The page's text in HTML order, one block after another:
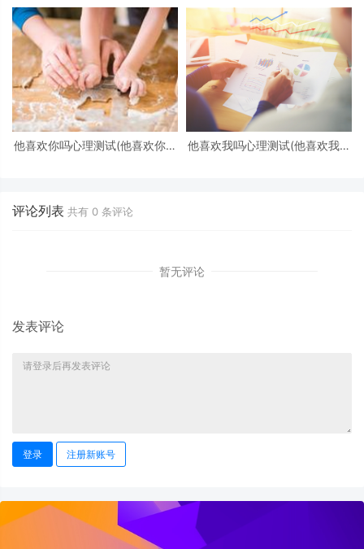
他喜欢你吗心理测试(他喜欢你吗
他喜欢我吗心理测试(他喜欢我吗
评论列表 共有 0 条评论
暂无评论
发表评论
登录 注册新账号